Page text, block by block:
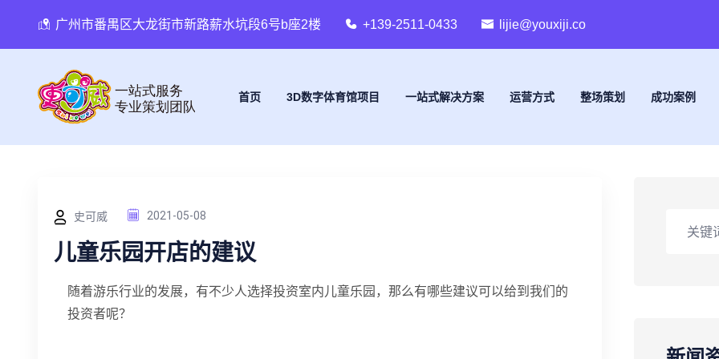
广州市番禺区大龙街市新路薪水坑段6号b座2楼 +139-2511-0433 lijie@youxiji.co
首页 3D数字体育馆项目 一站式解决方案 运营方式 整场策划 成功案例
史可威 2021-05-08
儿童乐园开店的建议
随着游乐行业的发展，有不少人选择投资室内儿童乐园，那么有哪些建议可以给到我们的
投资者呢？